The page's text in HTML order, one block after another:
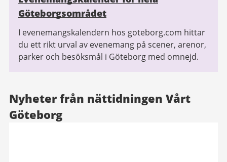
Göteborgsområdet
I evenemangskalendern hos goteborg.com hittar
du ett rikt urval av evenemang på scener, arenor,
parker och besöksmål i Göteborg med omnejd.
Nyheter från nättidningen Vårt
Göteborg